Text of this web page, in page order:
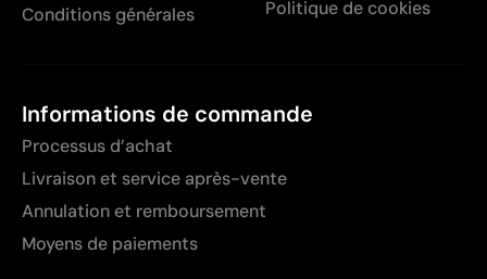
Conditions générales
Politique de cookies
Informations de commande
Processus d’achat
Livraison et service après-vente
Annulation et remboursement
Moyens de paiements